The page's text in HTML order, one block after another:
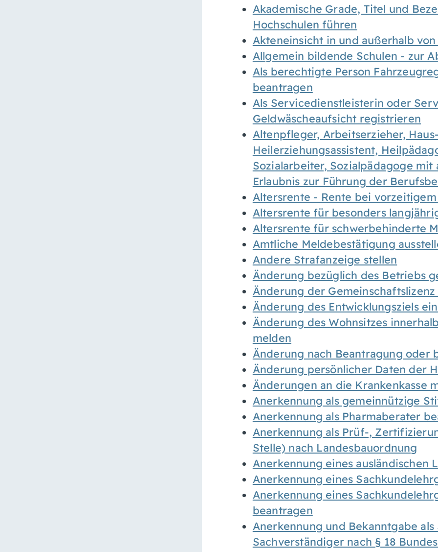
Akademische Grade, Titel und
Hochschulen führen
Akteneinsicht in und außerhalb
Allgemein bildende Schulen - zur
Als berechtigte Person
beantragen
Als Servicedienstleisterin oder
Geldwäscheaufsicht registrieren
Altenpfleger, Arbeitserzieher,
Heilerziehungsassistent,
Sozialarbeiter, Sozialpädagoge
Erlaubnis zur Führung der
Altersrente - Rente bei
Altersrente für besonders
Altersrente für schwerbehinderte
Amtliche Meldebestätigung
Andere Strafanzeige stellen
Änderung bezüglich des Betriebs
Änderung der
Änderung des Entwicklungsziels
Änderung des Wohnsitzes
melden
Änderung nach Beantragung oder
Änderung persönlicher Daten der
Änderungen an die Krankenkasse
Anerkennung als gemeinnützige
Anerkennung als Pharmaberater
Anerkennung als Prüf-,
Stelle) nach Landesbauordnung
Anerkennung eines ausländischen
Anerkennung eines
Anerkennung eines
beantragen
Anerkennung und Bekanntgabe
Sachverständiger nach § 18